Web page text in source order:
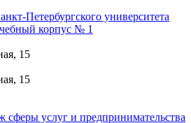
Петербургского университета
корпус № 1
15
15